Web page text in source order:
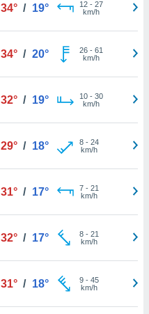
34° / 19° 12- 27
km/h
34° / 20° 26- 61
km/h
32° / 19° 10- 30
km/h
29° / 18° 8- 24
km/h
31° / 17° 7- 21
km/h
32° / 17° 8- 21
km/h
31° / 18° 9- 45
km/h